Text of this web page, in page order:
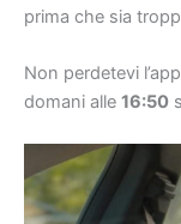
prima che sia
Non perdetevi
domani alle 16:50